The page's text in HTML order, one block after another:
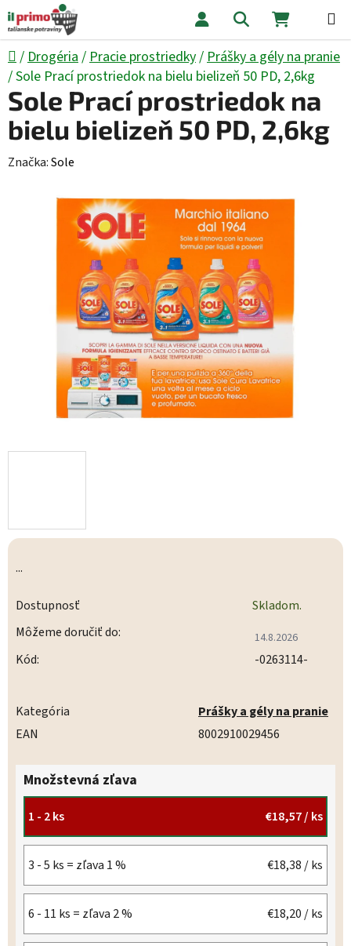
Prejsť na obsah Hľadať
Domov
/ Drogéria / Pracie prostriedky/ Prášky a gély na pranie
/Sole Prací prostriedok na bielu bielizeň 50 PD, 2,6kg
...
Dostupnosť
Skladom.
Môžeme doručiť do:
14.8.2026
Kód: -0263114-
Kategória
Prášky a gély na pranie
EAN
8002910029456
Množstevná zľava
1 - 2 ks €18,57/ ks
3 - 5 ks = zľava 1 % €18,38 / ks
6 - 11 ks = zľava 2 % €18,20 / ks
Sole Prací prostriedok na
bielu bielizeň 50 PD, 2,6kg
Značka:Sole